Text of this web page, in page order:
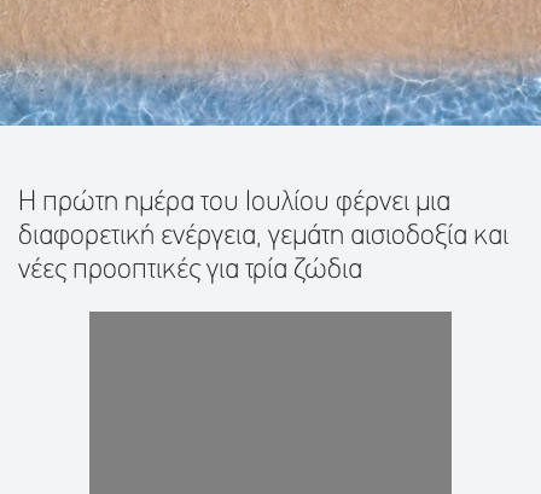
Η πρώτη ημέρα του Ιουλίου φέρνει μια
διαφορετική ενέργεια, γεμάτη αισιοδοξία και
νέες προοπτικές για τρία ζώδια